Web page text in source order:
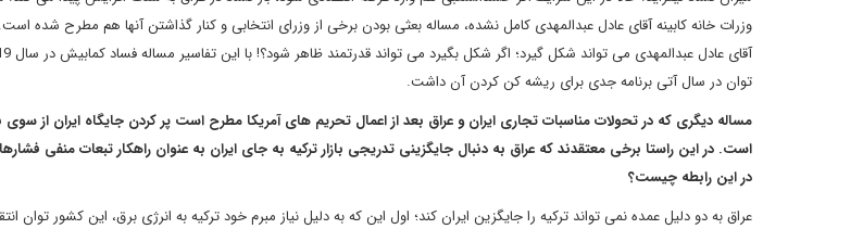
وزرات خانه کابینه آقای عادل عبدالمهدی کامل نشده، مساله بعثی بودن برخی از وزرای انتخابی و کنار گذاشتن آنها هم مطرح شده
توان در سال آتی برنامه جدی برای ریشه کن کردن آن داشت.
مساله دیگری که در تحولات مناسبات تجاری ایران و عراق بعد از اعمال تحریم های آمریکا مطرح است پر کردن جایگاه ایران از
است. در این راستا برخی معتقدند که عراق به دنبال جایگزینی تدریجی بازار ترکیه به جای ایران به عنوان راهکار تبعات منفی
در این رابطه چیست؟
عراق به دو دلیل عمده نمی تواند ترکیه را جایگزین ایران کند؛ اول این که به دلیل نیاز مبرم خود ترکیه به انرژی برق، این کشور توان